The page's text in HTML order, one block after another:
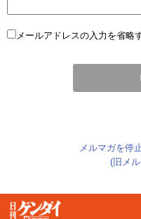
メールアドレスの入力を省略
メルマガを停
(旧メ